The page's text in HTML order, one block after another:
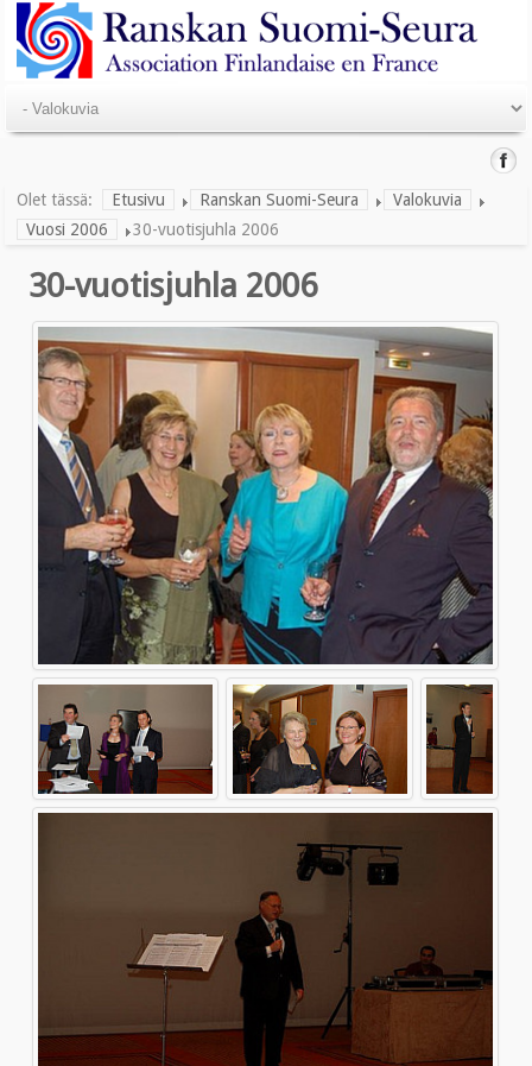
Olet tässä: Etusivu Ranskan Suomi-Seura
Valokuvia
Vuosi 2006
30-vuotisjuhla 2006
30-vuotisjuhla 2006